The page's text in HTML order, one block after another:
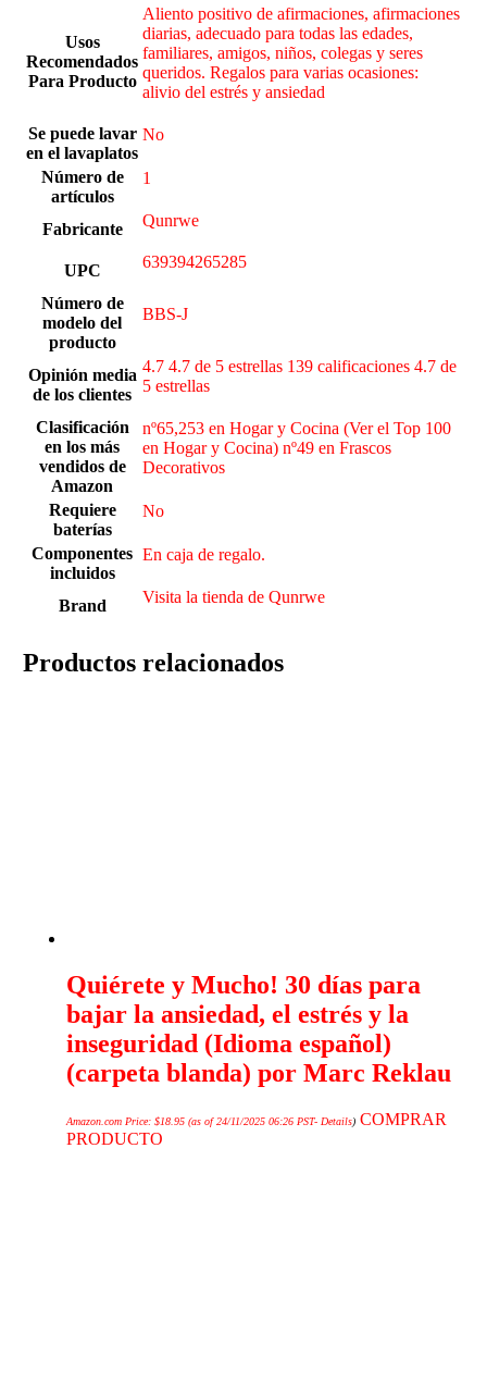
Usos
Recomendados
Para Producto
Aliento positivo de afirmaciones, afirmaciones
diarias, adecuado para todas las edades,
familiares, amigos, niños, colegas y seres
queridos. Regalos para varias ocasiones:
alivio del estrés y ansiedad
Se puede lavar
en el lavaplatos
‎No
Número de
artículos
‎1
Fabricante Qunrwe
UPC 639394265285
Número de
modelo del
producto
BBS-J
Opinión media
de los clientes
4.7 4.7 de 5 estrellas 139 calificaciones 4.7 de
5 estrellas
Clasificación
en los más
vendidos de
Amazon
nº65,253 en Hogar y Cocina (Ver el Top 100
en Hogar y Cocina) nº49 en Frascos
Decorativos
Requiere
baterías
‎No
Componentes
incluidos
En caja de regalo.
Brand Visita la tienda de Qunrwe
Productos relacionados
Quiérete y Mucho! 30 días para
bajar la ansiedad, el estrés y la
inseguridad (Idioma español)
(carpeta blanda) por Marc Reklau
Amazon.com Price:$18.95 (as of 24/11/2025 06:26 PST- Details) COMPRAR
PRODUCTO